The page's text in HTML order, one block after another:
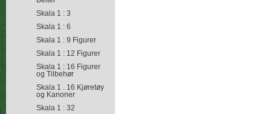
Skala 1 : 3
Skala 1 : 6
Skala 1 : 9 Figurer
Skala 1 : 12 Figurer
Skala 1 : 16 Figurer
og Tilbehør
Skala 1 . 16 Kjøretøy
og Kanoner
Skala 1 : 32